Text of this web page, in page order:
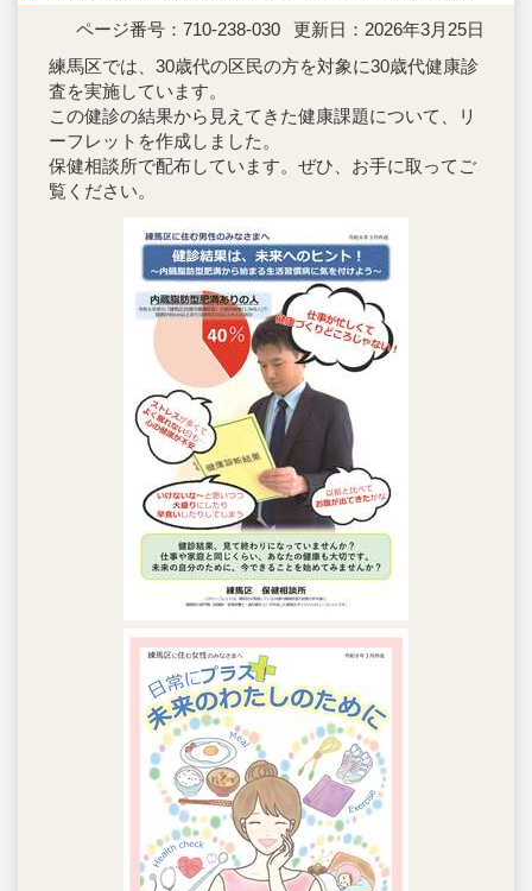
ページ番号：710-238-030
更新日：2026年3月25日
練馬区では、30歳代の区民の方を対象に30歳代健康診
査を実施しています。
この健診の結果から見えてきた健康課題について、リ
ーフレットを作成しました。
保健相談所で配布しています。ぜひ、お手に取ってご
覧ください。